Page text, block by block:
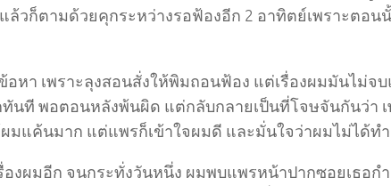
ล้วก็ตามด้วยคุกระหว่างรอฟ้องอีก 2 อาทิตย์เพราะตอน
หา เพราะลุงสอนสั่งให้พิมถอนฟ้อง แต่เรื่องผมมันไม่จ
นที พอตอนหลังพ้นผิด แต่กลับกลายเป็นที่โจษจันกันว่า เ
มแค้นมาก แต่แพรก็เข้าใจผมดี และมั่นใจว่าผมไม่ได้ท
งผมอีก จนกระทั่งวันหนึ่ง ผมพบแพรหน้าปากซอยเธอก